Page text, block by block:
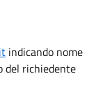
indicando nome
del richiedente